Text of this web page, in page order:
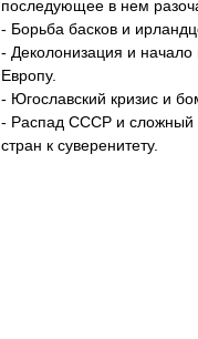
последующее в нем
- Борьба басков и
- Деколонизация и
Европу.
- Югославский кризис и
- Распад СССР и сложный
стран к суверенитету.